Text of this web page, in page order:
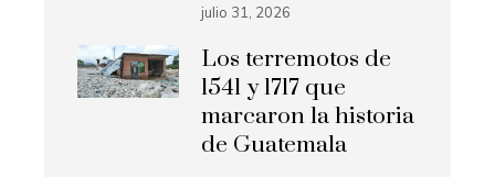
julio 31, 2026
Los terremotos de
1541 y 1717 que
marcaron la historia
de Guatemala